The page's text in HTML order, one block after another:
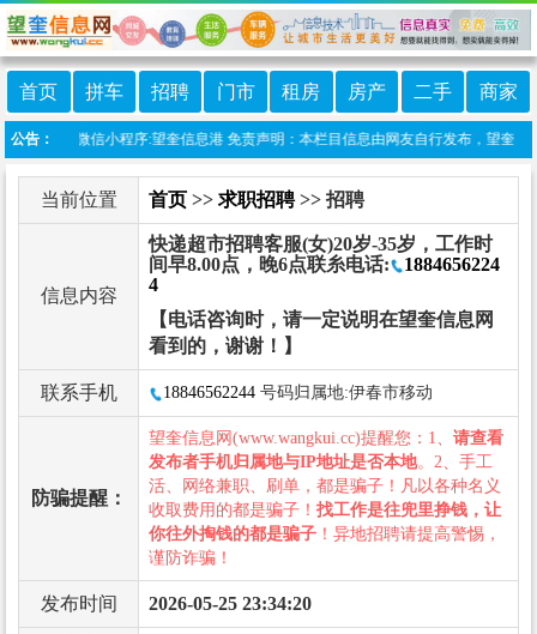
首页 拼车 招聘 门市 租房 房产 二手 商家
公告：
本站上线微信小程序:望奎信息港 免责声明：本栏目信息由网友自行发布，望奎信
当前位置 首页 >> 求职招聘>> 招聘
信息内容
快递超市招聘客服(女)20岁-35岁，工作时
间早8.00点，晚6点联糸电话:
1884656224
4
【电话咨询时，请一定说明在望奎信息网
看到的，谢谢！】
联系手机 18846562244 号码归属地:伊春市移动
防骗提醒：
望奎信息网(www.wangkui.cc)提醒您：1、 请查看
发布者手机归属地与IP地址是否本地。2、手工
活、网络兼职、刷单，都是骗子！凡以各种名义
收取费用的都是骗子！ 找工作是往兜里挣钱，让
你往外掏钱的都是骗子 ！异地招聘请提高警惕，
谨防诈骗！
发布时间 2026-05-25 23:34:20